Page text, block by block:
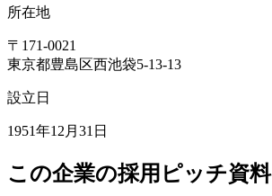
所在地
〒 171-0021
東京都豊島区西池袋5-13-13
設立日
1951年12月31日
この企業の採用ピッチ資料